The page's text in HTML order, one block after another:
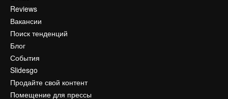
Reviews
Вакансии
Поиск тенденций
Блог
События
Slidesgo
Продайте свой контент
Помещение для прессы